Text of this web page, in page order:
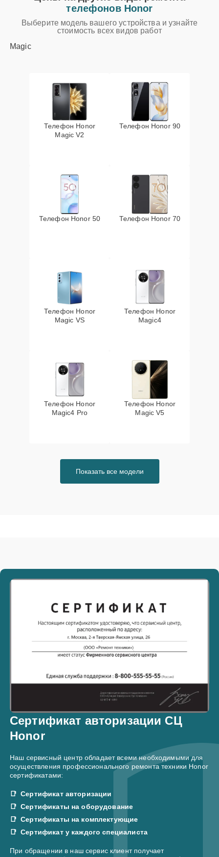
телефонов Honor
Выберите модель вашего устройства и узнайте
стоимость всех видов работ
Magic
Телефон Honor
Magic V2
Телефон Honor 90
Телефон Honor 50 Телефон Honor 70
Телефон Honor
Magic VS
Телефон Honor
Magic4
Телефон Honor
Magic4 Pro
Телефон Honor
Magic V5
Показать все модели
Сертификат авторизации СЦ
Honor
Наш сервисный центр обладает всеми необходимыми для
осуществления профессионального ремонта техники Honor
сертификатами:
Сертификат авторизации
Сертификаты на оборудование
Сертификаты на комплектующие
Сертификат у каждого специалиста
При обращении в наш сервис клиент получает